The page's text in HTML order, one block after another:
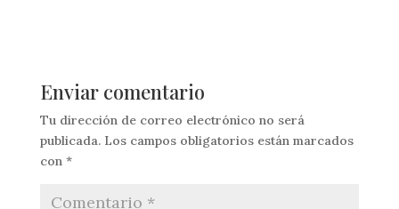
Enviar comentario
Tu dirección de correo electrónico no será
publicada. Los campos obligatorios están marcados
con *